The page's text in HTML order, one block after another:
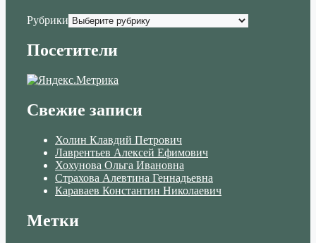
Рубрики
Посетители
Свежие записи
Холин Клавдий Петрович
Лаврентьев Алексей Ефимович
Хохунова Ольга Ивановна
Страхова Алевтина Геннадьевна
Караваев Константин Николаевич
Метки